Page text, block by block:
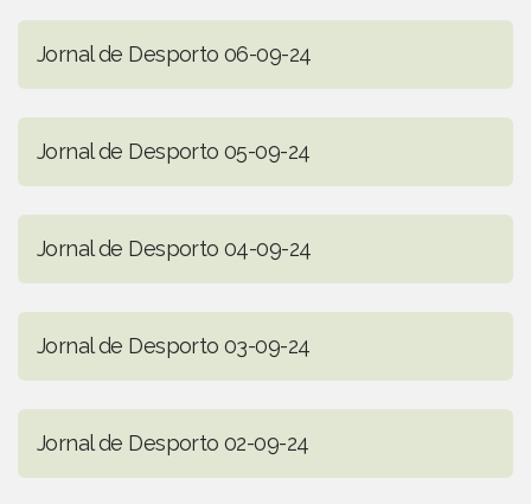
Jornal de Desporto 06-09-24
Jornal de Desporto 05-09-24
Jornal de Desporto 04-09-24
Jornal de Desporto 03-09-24
Jornal de Desporto 02-09-24